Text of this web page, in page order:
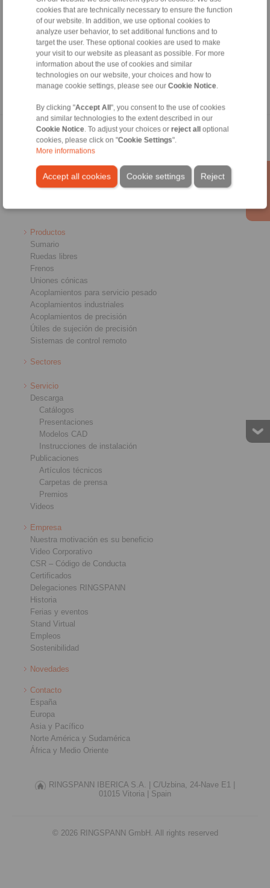
cookies that are technically necessary to ensure the function
of our website. In addition, we use optional cookies to
analyze user behavior, to set additional functions and to
target the user. These optional cookies are used to make
your visit to our website as pleasant as possible. For more
information about the use of cookies and similar
technologies on our website, your choices and how to
manage cookie settings, please see our Cookie Notice.
By clicking "Accept All ", you consent to the use of cookies
and similar technologies to the extent described in our
Cookie Notice. To adjust your choices or reject all
optional
cookies, please click on "Cookie Settings".
More informations
Accept all cookies Reject
Cookie settings
Contacto
Hotline:
+34 945 22 77 50
info@ringspann.es
Página inicial |Formulario de contacto|Impreso| Protección de datos
personales|Condiciones de entrega y pago
Productos
Sumario
Ruedas libres
Frenos
Uniones cónicas
Acoplamientos para servicio pesado
Acoplamientos industriales
Acoplamientos de precisión
Útiles de sujeción de precisión
Sistemas de control remoto
Sectores
Servicio
Descarga
Catálogos
Presentaciones
Modelos CAD
Instrucciones de instalación
Publicaciones
Artículos técnicos
Carpetas de prensa
Premios
Videos
Empresa
Nuestra motivación es su beneficio
Video Corporativo
CSR – Código de Conducta
Certificados
Delegaciones RINGSPANN
Historia
Ferias y eventos
Stand Virtual
Empleos
Sostenibilidad
Novedades
Contacto
España
Europa
Asia y Pacífico
Norte América y Sudamérica
África y Medio Oriente
RINGSPANN IBERICA S.A. |
C/Uzbina, 24-Nave E1 |
01015 Vitoria |
Spain
© 2026 RINGSPANN GmbH. All rights reserved